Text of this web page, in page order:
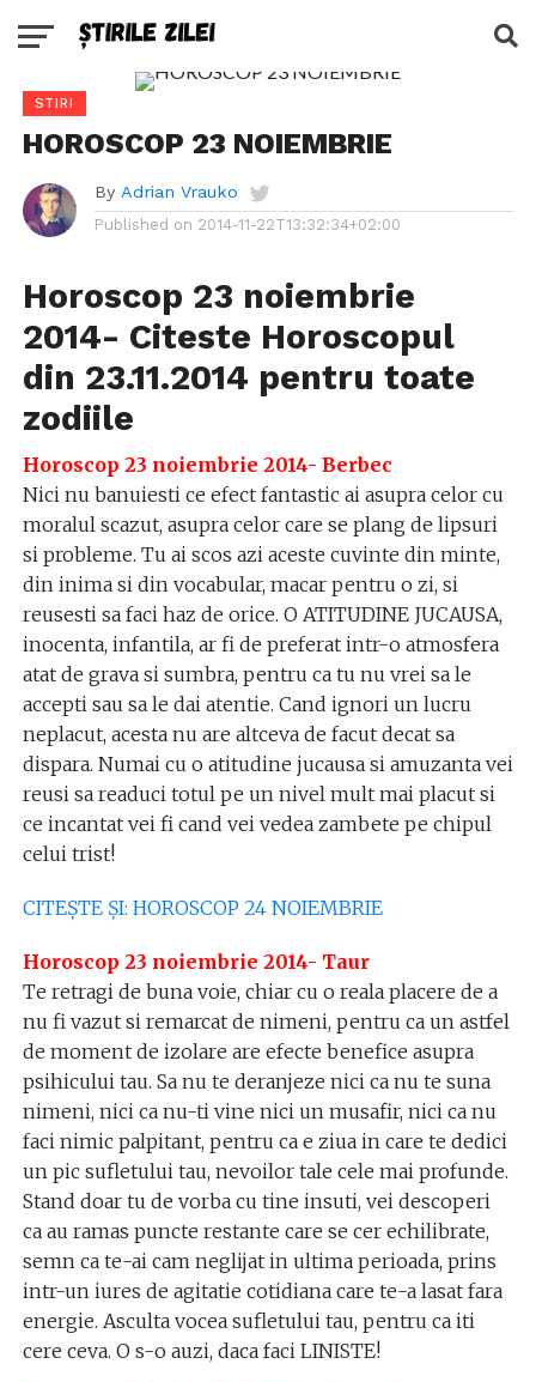
STIRI
HOROSCOP 23 NOIEMBRIE
By Adrian Vrauko
Published on 2014-11-22T13:32:34+02:00
Horoscop 23 noiembrie
2014- Citeste Horoscopul
din 23.11.2014 pentru toate
zodiile
Horoscop 23 noiembrie 2014- Berbec
Nici nu banuiesti ce efect fantastic ai asupra celor cu
moralul scazut, asupra celor care se plang de lipsuri
si probleme. Tu ai scos azi aceste cuvinte din minte,
din inima si din vocabular, macar pentru o zi, si
reusesti sa faci haz de orice. O ATITUDINE JUCAUSA,
inocenta, infantila, ar fi de preferat intr-o atmosfera
atat de grava si sumbra, pentru ca tu nu vrei sa le
accepti sau sa le dai atentie. Cand ignori un lucru
neplacut, acesta nu are altceva de facut decat sa
dispara. Numai cu o atitudine jucausa si amuzanta vei
reusi sa readuci totul pe un nivel mult mai placut si
ce incantat vei fi cand vei vedea zambete pe chipul
celui trist!
CITEȘTE ȘI: HOROSCOP 24 NOIEMBRIE
Horoscop 23 noiembrie 2014- Taur
Te retragi de buna voie, chiar cu o reala placere de a
nu fi vazut si remarcat de nimeni, pentru ca un astfel
de moment de izolare are efecte benefice asupra
psihicului tau. Sa nu te deranjeze nici ca nu te suna
nimeni, nici ca nu-ti vine nici un musafir, nici ca nu
faci nimic palpitant, pentru ca e ziua in care te dedici
un pic sufletului tau, nevoilor tale cele mai profunde.
Stand doar tu de vorba cu tine insuti, vei descoperi
ca au ramas puncte restante care se cer echilibrate,
semn ca te-ai cam neglijat in ultima perioada, prins
intr-un iures de agitatie cotidiana care te-a lasat fara
energie. Asculta vocea sufletului tau, pentru ca iti
cere ceva. O s-o auzi, daca faci LINISTE!